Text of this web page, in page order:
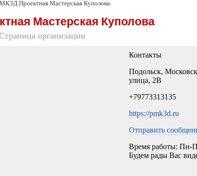
Проектная Мастерская Куполова
Мастерская Куполова
организации
Контакты
Подольск,
улица, 2В
+79773313135
https://pmk3d.ru
Отправить
Время работы: Пн-
Будем рады Вас